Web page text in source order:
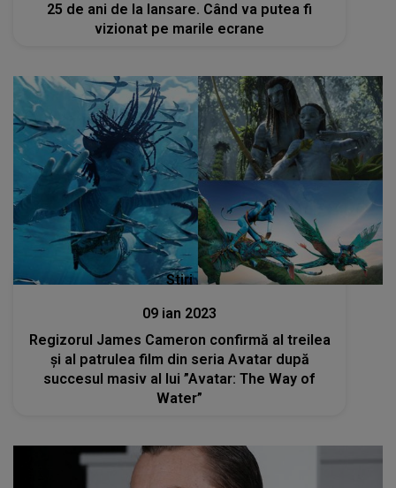
25 de ani de la lansare. Când va putea fi
vizionat pe marile ecrane
Stiri
09 ian 2023
Regizorul James Cameron confirmă al treilea
și al patrulea film din seria Avatar după
succesul masiv al lui ”Avatar: The Way of
Water”